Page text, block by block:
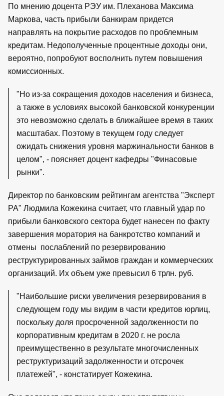
По мнению доцента РЭУ им. Плеханова Максима
Маркова, часть прибыли банкирам придется
направлять на покрытие расходов по проблемным
кредитам. Недополученные процентные доходы они,
вероятно, попробуют восполнить путем повышения
комиссионных.
"Но из-за сокращения доходов населения и бизнеса,
а также в условиях высокой банковской конкуренции
это невозможно сделать в ближайшее время в таких
масштабах. Поэтому в текущем году следует
ожидать снижения уровня маржинальности банков в
целом", - поясняет доцент кафедры "Финасовые
рынки".
Директор по банковским рейтингам агентства "Эксперт
РА" Людмила Кожекина считает, что главный удар по
прибыли банковского сектора будет нанесен по факту
завершения моратория на банкротство компаний и
отмены послаблений по резервированию
реструктурированных займов граждан и коммерческих
организаций. Их объем уже превысил 6 трлн. руб.
"Наибольшие риски увеличения резервирования в
следующем году мы видим в части кредитов юрлиц,
поскольку доля просроченной задолженности по
корпоративным кредитам в 2020 г. не росла
преимущественно в результате многочисленных
реструктуризаций задолженности и отсрочек
платежей", - констатирует Кожекина.